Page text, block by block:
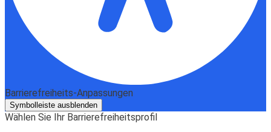
Barrierefreiheits-Anpassungen
Symbolleiste ausblenden
Wählen Sie Ihr Barrierefreiheitsprofil